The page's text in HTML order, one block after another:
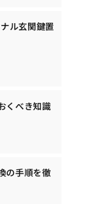
ル玄関鍵置
くべき知識
の手順を徹